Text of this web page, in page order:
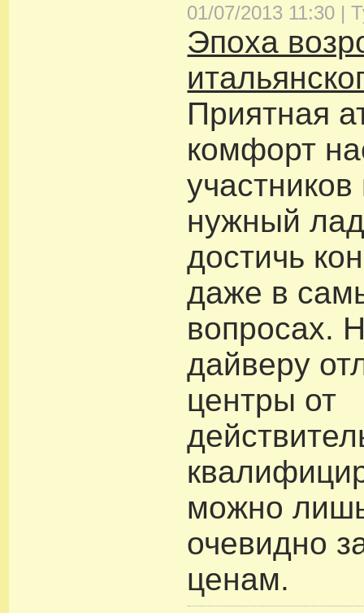
01/07/2013 11:30 |
Эпоха
Приятная
комфорт
нужный
достичь
даже в
вопросах.
дайверу
центры от
можно
очевидно
ценам.